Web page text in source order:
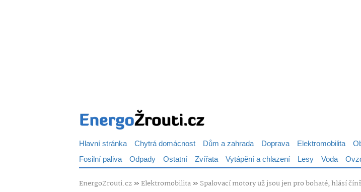
Hlavní stránka Chytrá domácnost Dům a zahrada Doprava Elektromobilita
Fosilní paliva Odpady Ostatní Zvířata Vytápění a chlazení Lesy Voda
EnergoZrouti.cz»Elektromobilita» Spalovací motory už jsou jen pro bohaté, hlásí